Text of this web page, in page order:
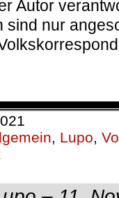
Autor
sind nur
, Lupo,